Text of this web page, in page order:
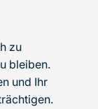
zu
bleiben.
und Ihr